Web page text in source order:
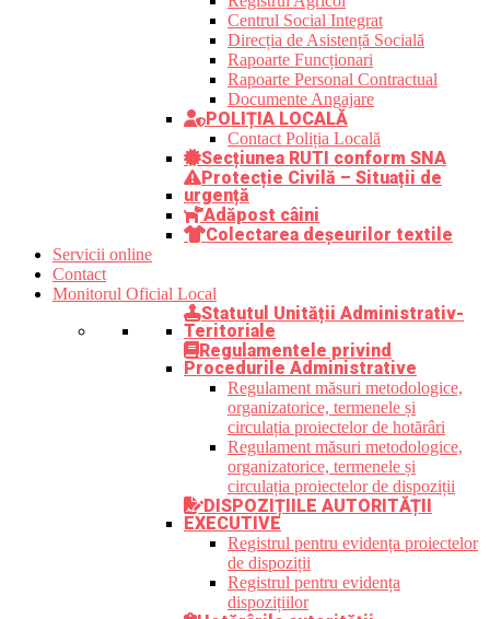
Centrul Social Integrat
Direcția de Asistență Socială
Rapoarte Funcționari
Rapoarte Personal Contractual
Documente Angajare
POLIȚIA LOCALĂ
Contact Poliția Locală
Secțiunea RUTI conform SNA
Protecție Civilă – Situații de
urgență
Adăpost câini
Colectarea deșeurilor textile
Servicii online
Contact
Monitorul Oficial Local
Statutul Unității Administrativ-
Teritoriale
Regulamentele privind
Procedurile Administrative
Regulament măsuri metodologice,
organizatorice, termenele și
circulația proiectelor de hotărâri
Regulament măsuri metodologice,
organizatorice, termenele și
circulația proiectelor de dispoziții
DISPOZIȚIILE AUTORITĂȚII
EXECUTIVE
Registrul pentru evidența proiectelor
de dispoziții
Registrul pentru evidența
dispozițiilor